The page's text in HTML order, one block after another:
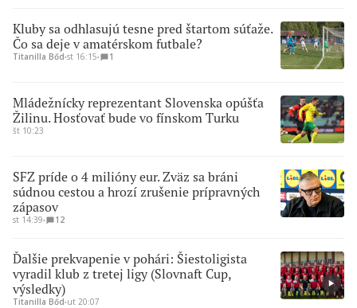
Kluby sa odhlasujú tesne pred štartom súťaže.
Čo sa deje v amatérskom futbale?
Titanilla Bőd∙st 16:15∙ 1
Mládežnícky reprezentant Slovenska opúšťa
Žilinu. Hosťovať bude vo fínskom Turku
št 10:23
SFZ príde o 4 milióny eur. Zväz sa bráni
súdnou cestou a hrozí zrušenie prípravných
zápasov
st 14:39∙ 12
Ďalšie prekvapenie v pohári: Šiestoligista
vyradil klub z tretej ligy (Slovnaft Cup,
výsledky)
Titanilla Bőd∙ut 20:07